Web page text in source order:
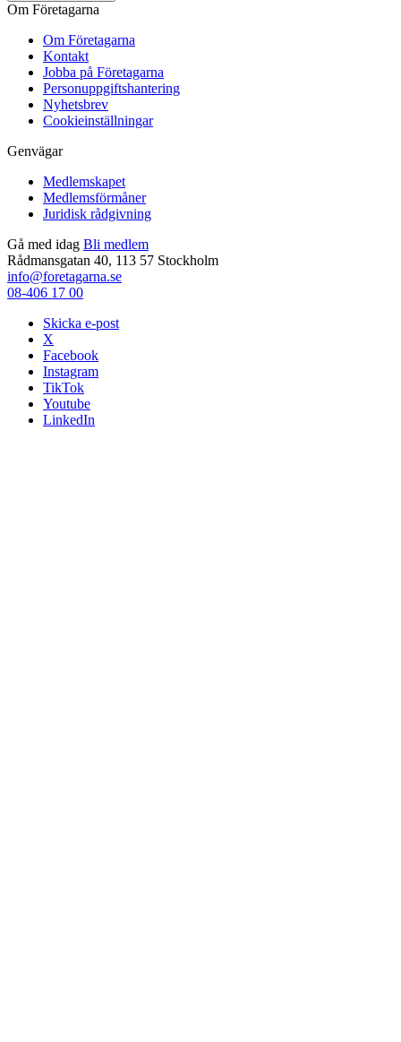
Om Företagarna
Om Företagarna
Kontakt
Jobba på Företagarna
Personuppgiftshantering
Nyhetsbrev
Cookieinställningar
Genvägar
Medlemskapet
Medlemsförmåner
Juridisk rådgivning
Gå med idag Bli medlem
Rådmansgatan 40, 113 57 Stockholm
info@foretagarna.se
08-406 17 00
Skicka e-post
X
Facebook
Instagram
TikTok
Youtube
LinkedIn